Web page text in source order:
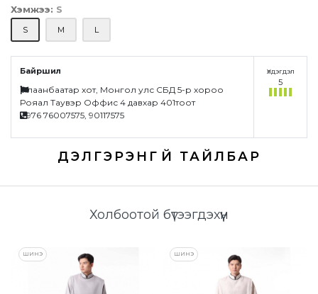
Хэмжээ: S
S M L
Байршил
Улаанбаатар хот, Монгол улс СБД 5-р хороо
Рояал Таувэр Оффис 4 давхар 401тоот
+976 76007575, 90117575
Үлдэгдэл
5
Үзүүлэлтүүд
Холбоотой бүтээгдэхүүн
ШИНЭ ШИНЭ